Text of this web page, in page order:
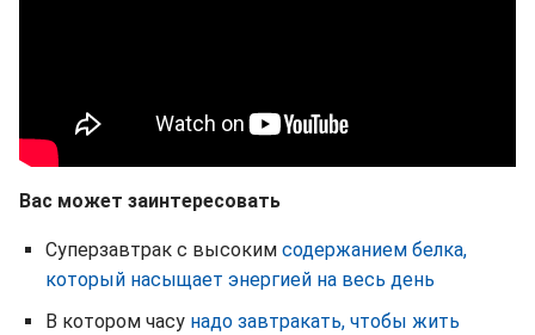
Вас может заинтересовать
Суперзавтрак с высоким содержанием белка,
который насыщает энергией на весь день
В котором часу надо завтракать, чтобы жить